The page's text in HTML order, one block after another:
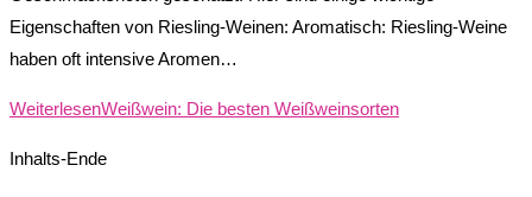
Eigenschaften von Riesling-Weinen: Aromatisch: Riesling-Weine
haben oft intensive Aromen…
WeiterlesenWeißwein: Die besten Weißweinsorten
Inhalts-Ende